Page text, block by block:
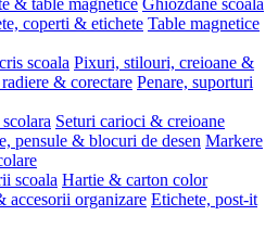
& table magnetice Ghiozdane scoala
coperti & etichete Table magnetice
scoala Pixuri, stilouri, creioane &
& corectare Penare, suporturi
Seturi carioci & creioane
pensule & blocuri de desen Markere
scoala Hartie & carton color
accesorii organizare Etichete, post-it